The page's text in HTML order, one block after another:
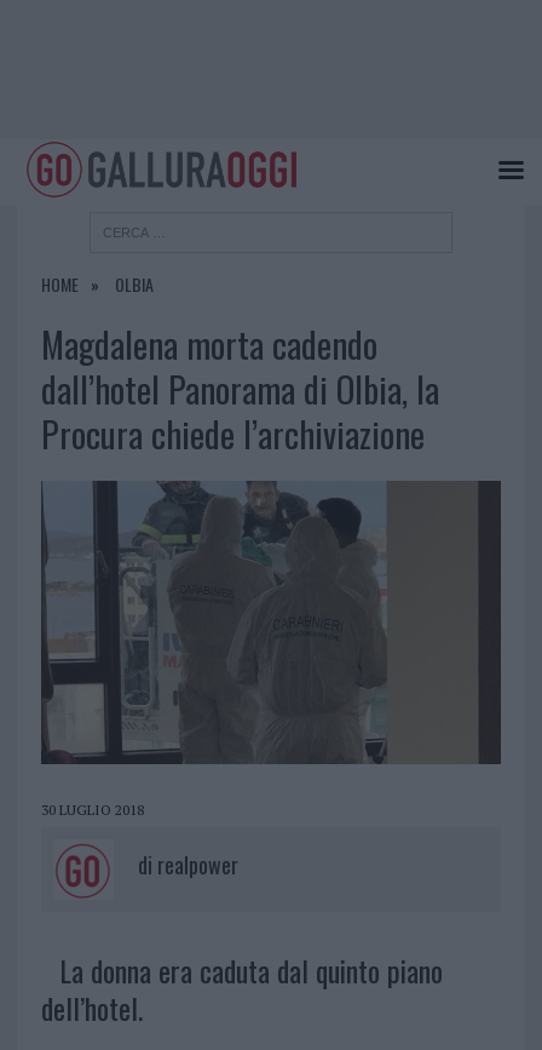
HOME OLBIA
Magdalena morta cadendo
dall’hotel Panorama di Olbia, la
Procura chiede l’archiviazione
30 LUGLIO 2018
di realpower
La donna era caduta dal quinto piano
dell’hotel.